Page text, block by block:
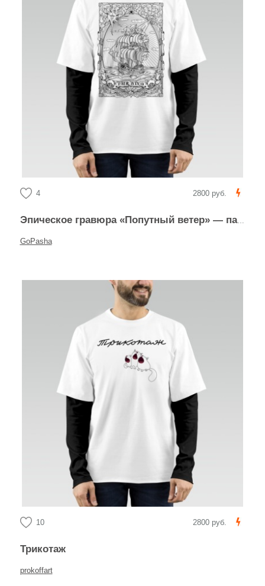
4 2800 руб.
Эпическое гравюра «Попутный ветер» — парусник и шторм
GoPasha
10 2800 руб.
Трикотаж
prokoffart